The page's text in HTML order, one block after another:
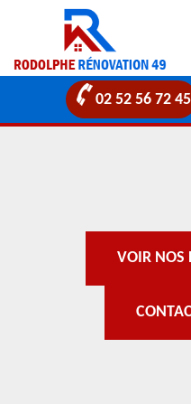
02 52 56 72 45
VOIR NOS